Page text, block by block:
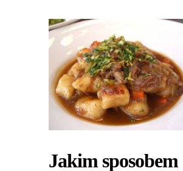
Jakim sposobem